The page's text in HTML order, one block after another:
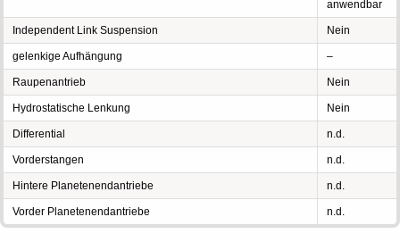
anwendbar
Independent Link Suspension Nein
gelenkige Aufhängung –
Raupenantrieb Nein
Hydrostatische Lenkung Nein
Differential n.d.
Vorderstangen n.d.
Hintere Planetenendantriebe n.d.
Vorder Planetenendantriebe n.d.